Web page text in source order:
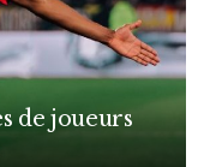
de joueurs